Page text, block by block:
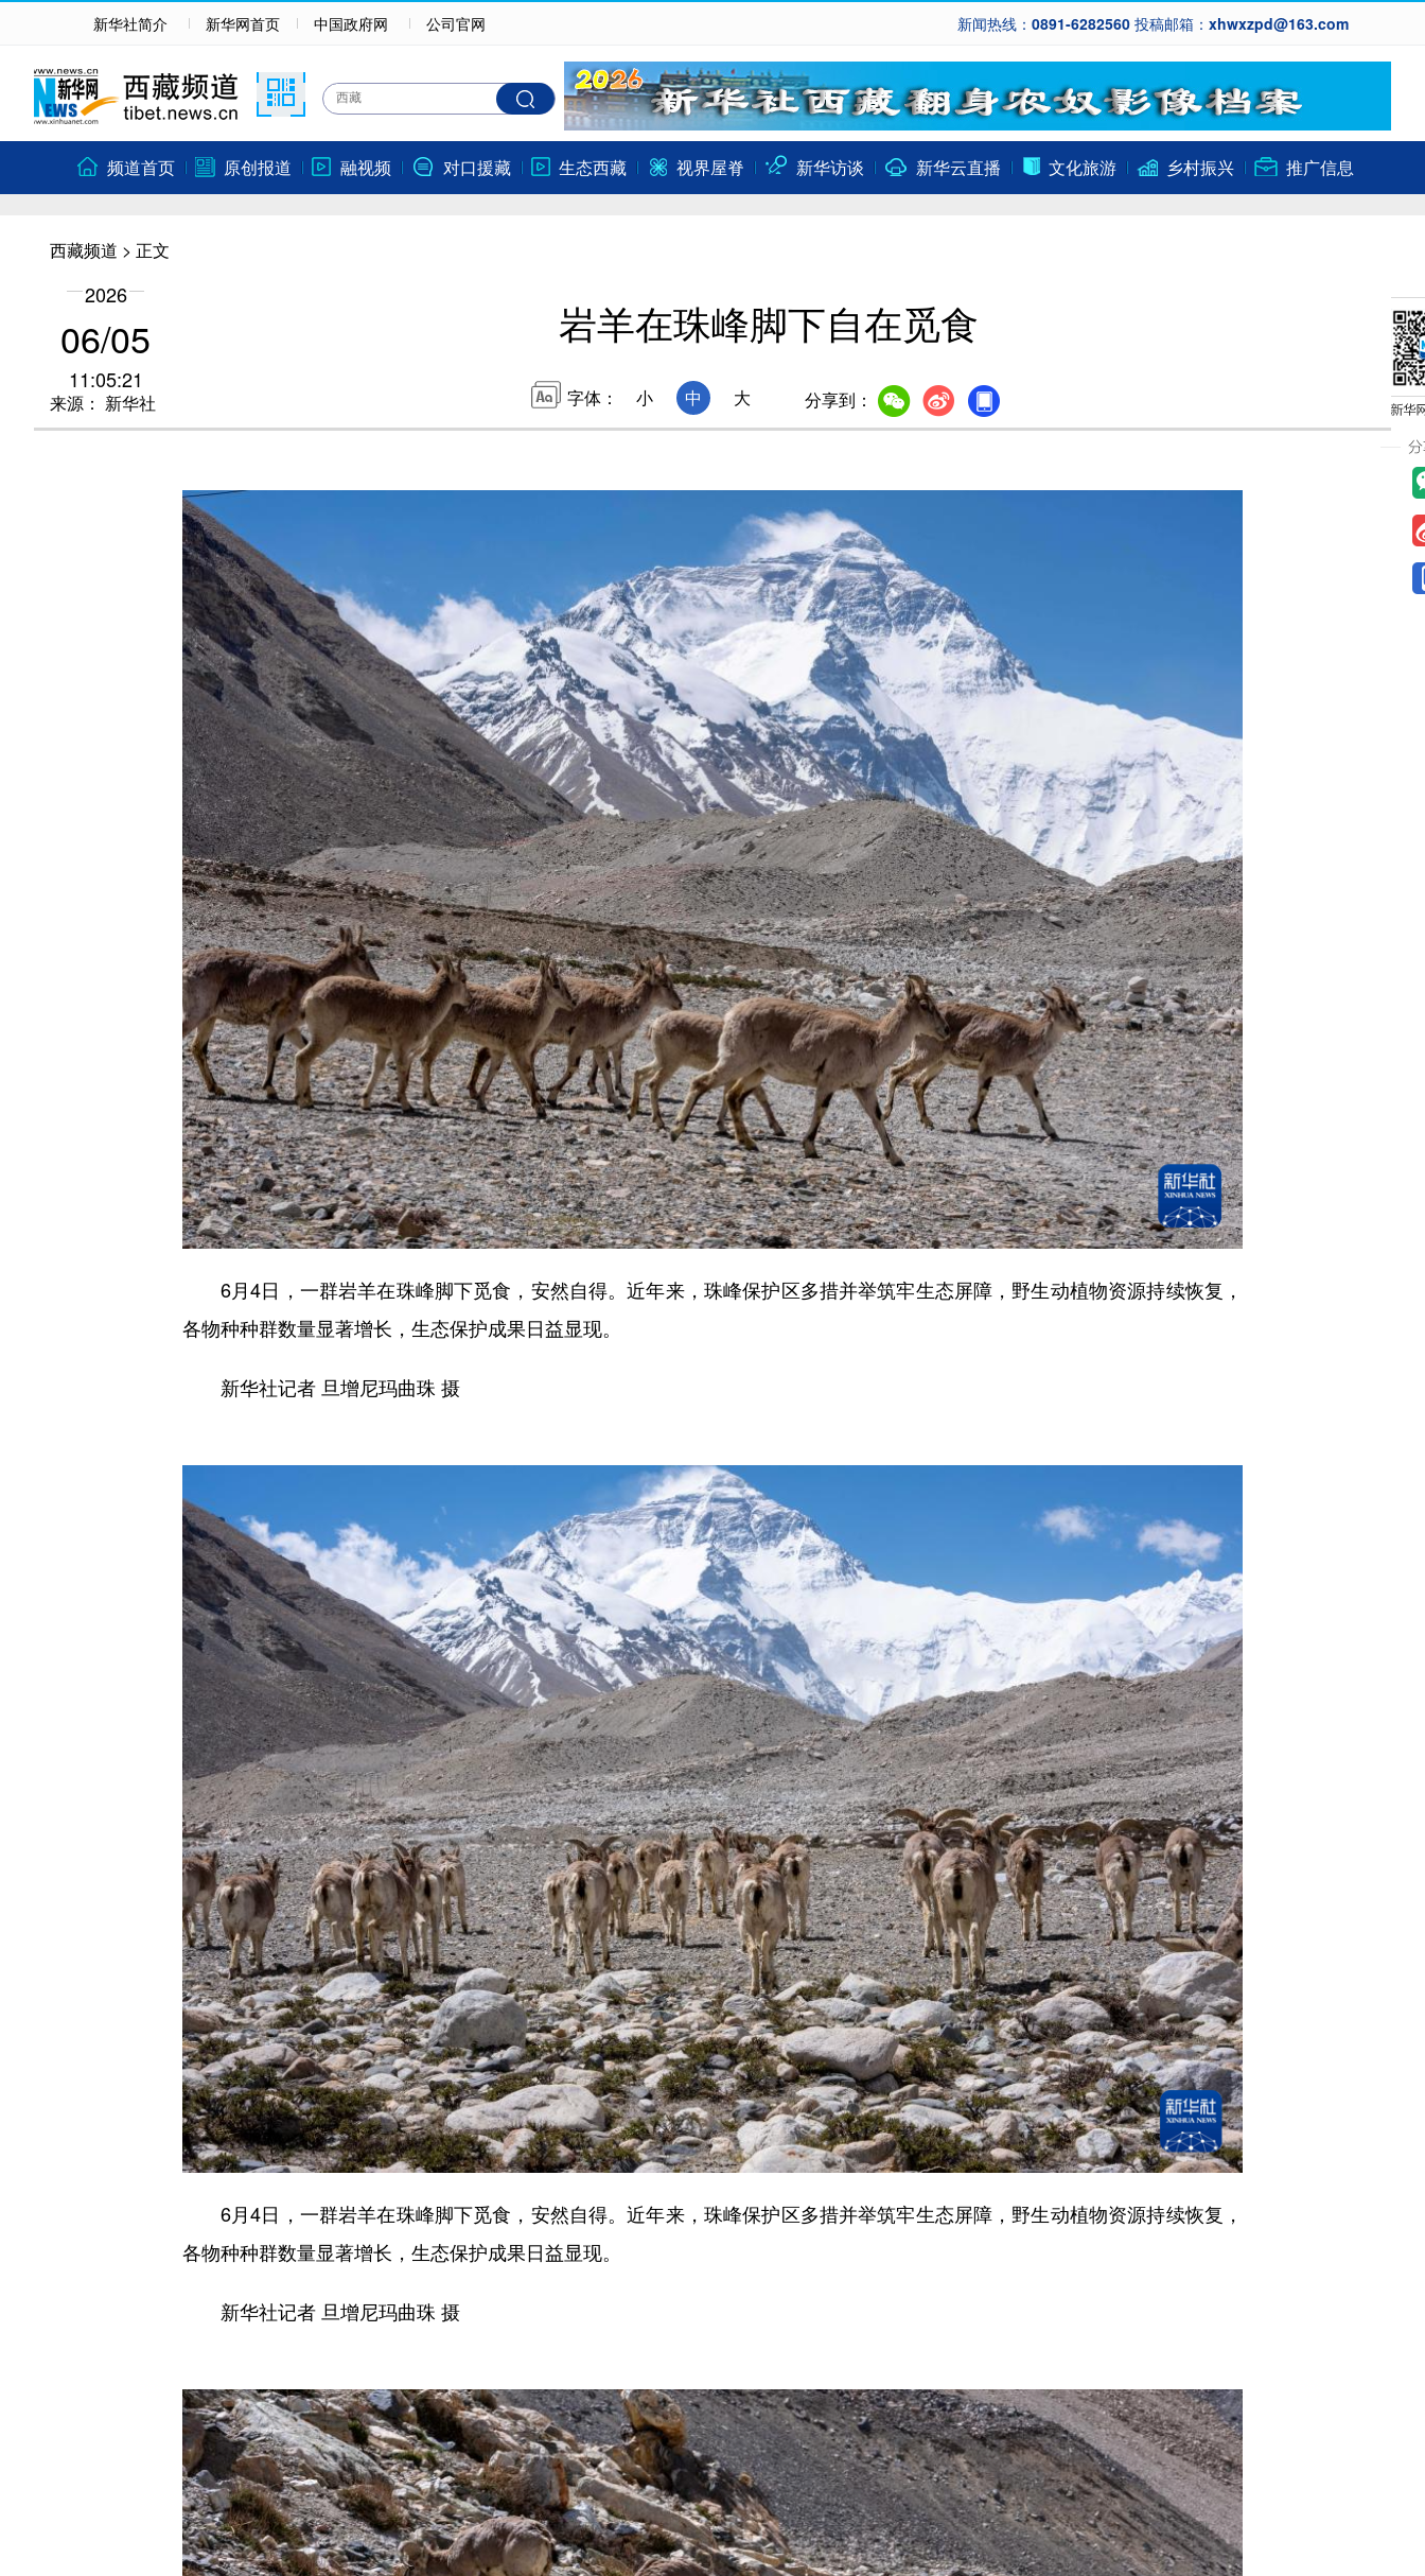
新华社简介 新华网首页 中国政府网 公司官网 新闻热线：0891-6282560 投稿邮箱：xhwxzpd@163.com
频道首页 原创报道 融视频 对口援藏 生态西藏 视界屋脊 新华访谈 新华云直播 文化旅游 乡村振兴 推广信息
西藏频道 > 正文
2026
06/05
11:05:21
来源： 新华社
岩羊在珠峰脚下自在觅食
字体： 小 中 大 分享到：
6月4日，一群岩羊在珠峰脚下觅食，安然自得。近年来，珠峰保护区多措并举筑牢生态屏障，野生动植物资源持续恢复，
各物种种群数量显著增长，生态保护成果日益显现。
新华社记者 旦增尼玛曲珠 摄
6月4日，一群岩羊在珠峰脚下觅食，安然自得。近年来，珠峰保护区多措并举筑牢生态屏障，野生动植物资源持续恢复，
各物种种群数量显著增长，生态保护成果日益显现。
新华社记者 旦增尼玛曲珠 摄